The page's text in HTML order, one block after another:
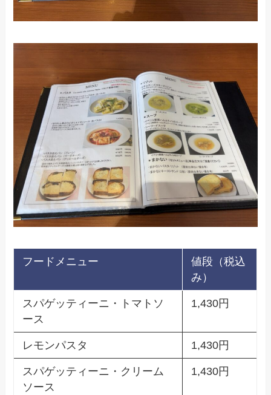
フードメニュー
値段（税込
み）
スパゲッティーニ・トマトソ
ース
1,430円
レモンパスタ 1,430円
スパゲッティーニ・クリーム
ソース
1,430円